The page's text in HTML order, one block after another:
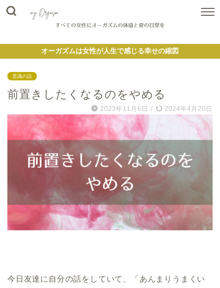
オーガズムは女性が人生で感じる幸せの縮図
意識の話
前置きしたくなるのをやめる
2023年11月6日 / 2024年4月20日
今日友達に自分の話をしていて、「あんまりうまくい